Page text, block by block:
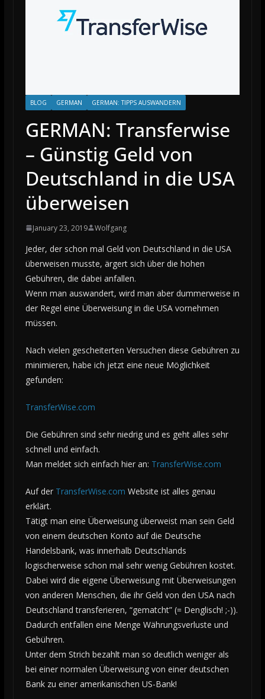
BLOG GERMAN GERMAN: TIPPS AUSWANDERN
GERMAN: Transferwise
– Günstig Geld von
Deutschland in die USA
überweisen
January 23, 2019 Wolfgang
Jeder, der schon mal Geld von Deutschland in die USA
überweisen musste, ärgert sich über die hohen
Gebühren, die dabei anfallen.
Wenn man auswandert, wird man aber dummerweise in
der Regel eine Überweisung in die USA vornehmen
müssen.
Nach vielen gescheiterten Versuchen diese Gebühren zu
minimieren, habe ich jetzt eine neue Möglichkeit
gefunden:
TransferWise.com
Die Gebühren sind sehr niedrig und es geht alles sehr
schnell und einfach.
Man meldet sich einfach hier an: TransferWise.com
Auf der TransferWise.com Website ist alles genau
erklärt.
Tätigt man eine Überweisung überweist man sein Geld
von einem deutschen Konto auf die Deutsche
Handelsbank, was innerhalb Deutschlands
logischerweise schon mal sehr wenig Gebühren kostet.
Dabei wird die eigene Überweisung mit Überweisungen
von anderen Menschen, die ihr Geld von den USA nach
Deutschland transferieren, “gematcht” (= Denglisch! ;-)).
Dadurch entfallen eine Menge Währungsverluste und
Gebühren.
Unter dem Strich bezahlt man so deutlich weniger als
bei einer normalen Überweisung von einer deutschen
Bank zu einer amerikanischen US-Bank!